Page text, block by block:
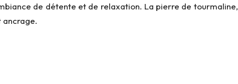
de détente et de relaxation. La pierre de tourmaline,
ancrage.